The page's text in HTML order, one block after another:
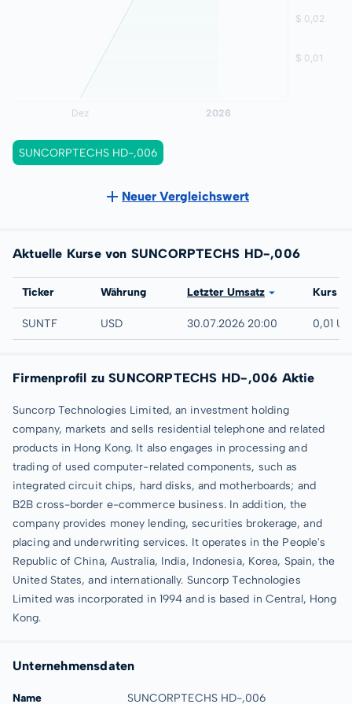
SUNCORPTECHS HD-,006
Neuer Vergleichswert
Aktuelle Kurse von SUNCORPTECHS HD-,006
Börse
Ticker Währung Letzter Umsatz Kurs
UTC
SUNTF USD 30.07.2026 20:00 0,01
Firmenprofil zu SUNCORPTECHS HD-,006 Aktie
Suncorp Technologies Limited, an investment holding
company, markets and sells residential telephone and related
products in Hong Kong. It also engages in processing and
trading of used computer-related components, such as
integrated circuit chips, hard disks, and motherboards; and
B2B cross-border e-commerce business. In addition, the
company provides money lending, securities brokerage, and
placing and underwriting services. It operates in the People's
Republic of China, Australia, India, Indonesia, Korea, Spain, the
United States, and internationally. Suncorp Technologies
Limited was incorporated in 1994 and is based in Central, Hong
Kong.
Unternehmensdaten
Name SUNCORPTECHS HD-,006